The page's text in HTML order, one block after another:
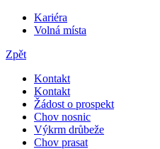
Kariéra
Volná místa
Zpět
Kontakt
Kontakt
Žádost o prospekt
Chov nosnic
Výkrm drůbeže
Chov prasat